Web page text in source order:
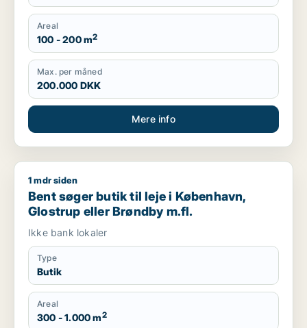
Areal
100 - 200 m2
Max. per måned
200.000 DKK
Mere info
Bent søger butik til leje i København, Glostrup eller Brøndby
1 mdr siden
Bent søger butik til leje i København,
Glostrup eller Brøndby m.fl.
Ikke bank lokaler
Type
Butik
Areal
300 - 1.000 m2